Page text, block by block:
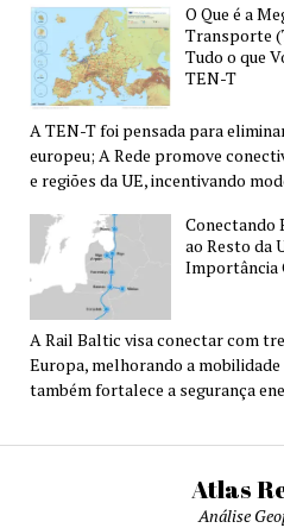
O Que é a
Transporte
Tudo o que
TEN-T
A TEN-T foi pensada para
europeu; A Rede promove
e regiões da UE, incentivando
Conectando
ao Resto da
Importância
A Rail Baltic visa conectar com
Europa, melhorando a
também fortalece a segurança
Atlas
Análise